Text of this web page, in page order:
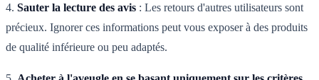
4. Sauter la lecture des avis : Les retours d'autres utilisateurs sont
précieux. Ignorer ces informations peut vous exposer à des produits
de qualité inférieure ou peu adaptés.